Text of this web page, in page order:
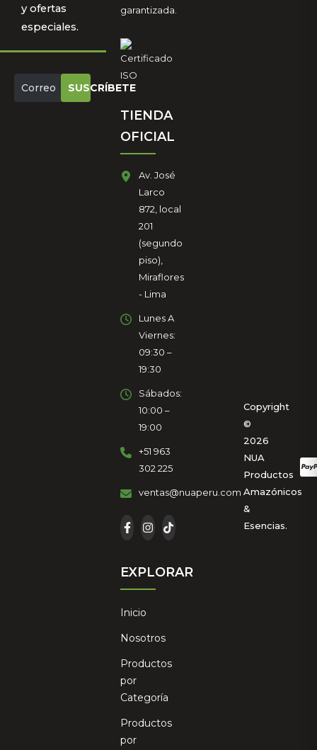
y ofertas
especiales.
SUSCRÍBETE
garantizada.
TIENDA
OFICIAL
Av. José
Larco
872, local
201
(segundo
piso),
Miraflores
- Lima
Lunes A
Viernes:
09:30 –
19:30
Sábados:
10:00 –
19:00
+51 963
302 225
ventas@nuaperu.com
EXPLORAR
Inicio
Nosotros
Productos
por
Categoría
Productos
por
Copyright
©
2026
NUA
Productos
Amazónicos
&
Esencias.